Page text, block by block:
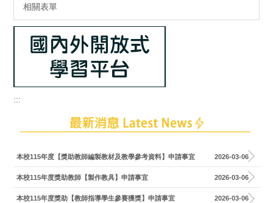
相關表單
:::
本校115年度【獎助教師編製教材及教學參考資料】申請事宜 2026-03-06
本校115年度獎助教師【製作教具】申請事宜 2026-03-06
本校115年度獎助【教師指導學生參賽獲獎】申請事宜 2026-03-06